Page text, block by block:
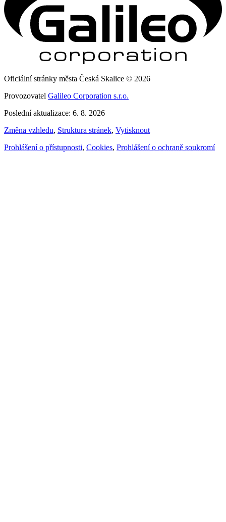
Oficiální stránky města Česká Skalice © 2026
Provozovatel Galileo Corporation s.r.o.
Poslední aktualizace: 6. 8. 2026
Změna vzhledu, Struktura stránek, Vytisknout
Prohlášení o přístupnosti, Cookies, Prohlášení o ochraně soukromí